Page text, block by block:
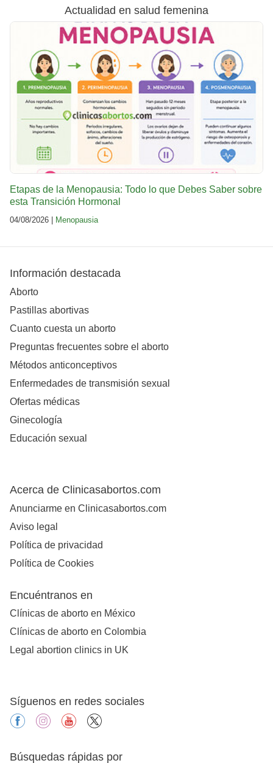
Actualidad en salud femenina
Etapas de la Menopausia: Todo lo que Debes Saber sobre
esta Transición Hormonal
04/08/2026 | Menopausia
Información destacada
Aborto
Pastillas abortivas
Cuanto cuesta un aborto
Preguntas frecuentes sobre el aborto
Métodos anticonceptivos
Enfermedades de transmisión sexual
Ofertas médicas
Ginecología
Educación sexual
Acerca de Clinicasabortos.com
Anunciarme en Clinicasabortos.com
Aviso legal
Política de privacidad
Política de Cookies
Encuéntranos en
Clínicas de aborto en México
Clínicas de aborto en Colombia
Legal abortion clinics in UK
Síguenos en redes sociales
facebookinstagramyoutube
Búsquedas rápidas por